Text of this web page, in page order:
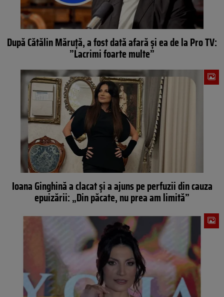
După Cătălin Măruță, a fost dată afară și ea de la Pro TV:
”Lacrimi foarte multe”
Ioana Ginghină a clacat și a ajuns pe perfuzii din cauza
epuizării: „Din păcate, nu prea am limită”